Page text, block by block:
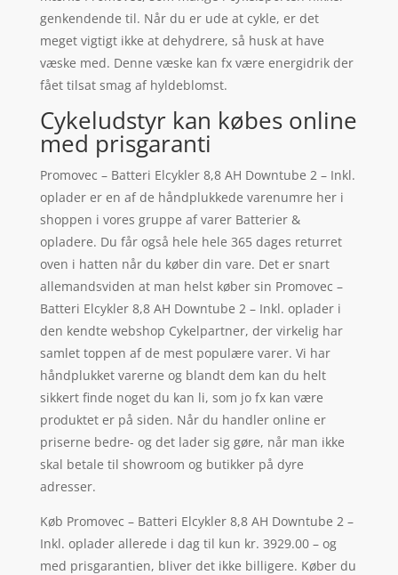
genkendende til. Når du er ude at cykle, er det
meget vigtigt ikke at dehydrere, så husk at have
væske med. Denne væske kan fx være energidrik der
fået tilsat smag af hyldeblomst.
Cykeludstyr kan købes online
med prisgaranti
Promovec – Batteri Elcykler 8,8 AH Downtube 2 – Inkl.
oplader er en af de håndplukkede varenumre her i
shoppen i vores gruppe af varer Batterier &
opladere. Du får også hele hele 365 dages returret
oven i hatten når du køber din vare. Det er snart
allemandsviden at man helst køber sin Promovec –
Batteri Elcykler 8,8 AH Downtube 2 – Inkl. oplader i
den kendte webshop Cykelpartner, der virkelig har
samlet toppen af de mest populære varer. Vi har
håndplukket varerne og blandt dem kan du helt
sikkert finde noget du kan li, som jo fx kan være
produktet er på siden. Når du handler online er
priserne bedre- og det lader sig gøre, når man ikke
skal betale til showroom og butikker på dyre
adresser.
Køb Promovec – Batteri Elcykler 8,8 AH Downtube 2 –
Inkl. oplader allerede i dag til kun kr. 3929.00 – og
med prisgarantien, bliver det ikke billigere. Køber du